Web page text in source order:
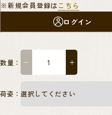
※新規会員登録は こちら
ログイン
数量： − ＋
荷姿：